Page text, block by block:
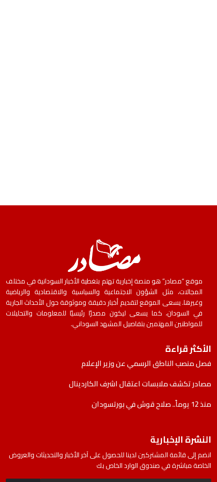
موقع “مصادر” هو منصة إخبارية تهتم بتغطية الأخبار السودانية في مختلف
المجالات، مثل الشؤون الاجتماعية والسياسية والاقتصادية والرياضية
وغيرها. يسعى الموقع لتقديم أخبار دقيقة وموثوقة حول الأحداث الجارية
في السودان، كما يسعى ليكون مصدرًا رئيسيًا للمعلومات والتحليلات
للمواطنين المهتمين بتفاصيل المشهد السوداني.
الأكثر قراءة
فصل منصب الناطق الرسمي عن وزير الإعلام
مصادر تكشف ملابسات اعتقال اشرف الكاردينال
منذ 12 يوماً.. صلاح قوش في بورتسودان
النشرة الإخبارية
انضم إلى قائمة المشتركين لدينا للحصول على آخر الأخبار والتحديثات والعروض
الخاصة مباشرة في صندوق الوارد الخاص بك